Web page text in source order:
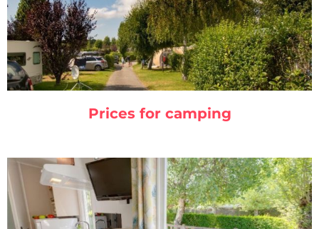
Prices for camping